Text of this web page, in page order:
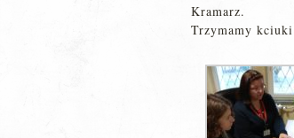
Kramarz.
Trzymamy